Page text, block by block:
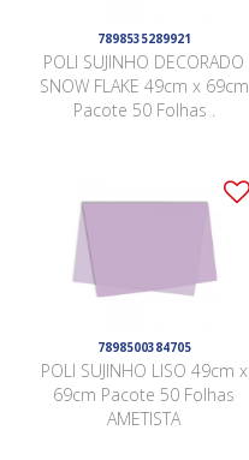
7898535289921
POLI SUJINHO DECORADO
SNOW FLAKE 49cm x 69cm
Pacote 50 Folhas .
7898500384705
POLI SUJINHO LISO 49cm x
69cm Pacote 50 Folhas
AMETISTA